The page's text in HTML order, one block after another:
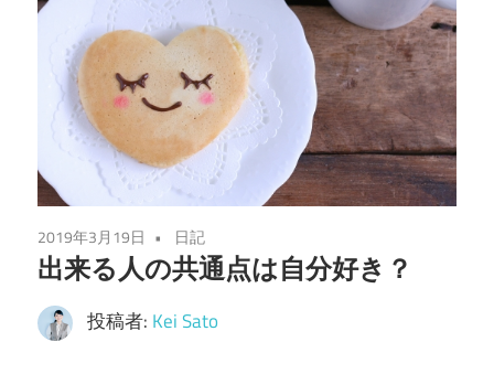
2019年3月19日 日記
出来る人の共通点は自分好き？
投稿者: Kei Sato